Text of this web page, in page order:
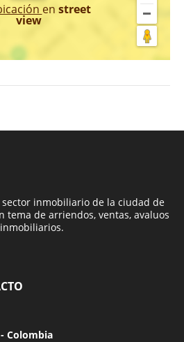
en street
view
inmobiliario de la ciudad de
tema de arriendos, ventas, avaluos
Colombia